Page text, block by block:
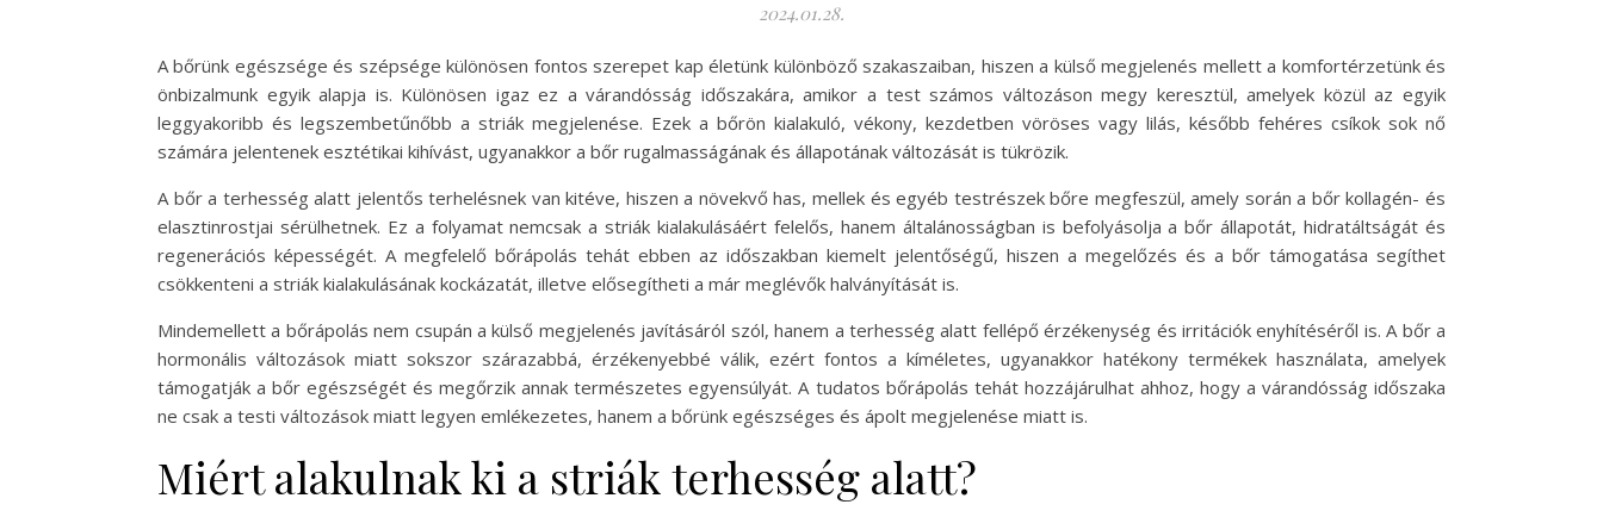
2024.01.28.
A bőrünk egészsége és szépsége különösen fontos szerepet kap életünk különböző szakaszaiban, hiszen a külső megjelenés mellett a komfortérzetünk és
önbizalmunk egyik alapja is. Különösen igaz ez a várandósság időszakára, amikor a test számos változáson megy keresztül, amelyek közül az egyik
leggyakoribb és legszembetűnőbb a striák megjelenése. Ezek a bőrön kialakuló, vékony, kezdetben vöröses vagy lilás, később fehéres csíkok sok nő
számára jelentenek esztétikai kihívást, ugyanakkor a bőr rugalmasságának és állapotának változását is tükrözik.
A bőr a terhesség alatt jelentős terhelésnek van kitéve, hiszen a növekvő has, mellek és egyéb testrészek bőre megfeszül, amely során a bőr kollagén- és
elasztinrostjai sérülhetnek. Ez a folyamat nemcsak a striák kialakulásáért felelős, hanem általánosságban is befolyásolja a bőr állapotát, hidratáltságát és
regenerációs képességét. A megfelelő bőrápolás tehát ebben az időszakban kiemelt jelentőségű, hiszen a megelőzés és a bőr támogatása segíthet
csökkenteni a striák kialakulásának kockázatát, illetve elősegítheti a már meglévők halványítását is.
Mindemellett a bőrápolás nem csupán a külső megjelenés javításáról szól, hanem a terhesség alatt fellépő érzékenység és irritációk enyhítéséről is. A bőr a
hormonális változások miatt sokszor szárazabbá, érzékenyebbé válik, ezért fontos a kíméletes, ugyanakkor hatékony termékek használata, amelyek
támogatják a bőr egészségét és megőrzik annak természetes egyensúlyát. A tudatos bőrápolás tehát hozzájárulhat ahhoz, hogy a várandósság időszaka
ne csak a testi változások miatt legyen emlékezetes, hanem a bőrünk egészséges és ápolt megjelenése miatt is.
Miért alakulnak ki a striák terhesség alatt?